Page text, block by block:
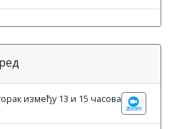
између 13 и 15 часова